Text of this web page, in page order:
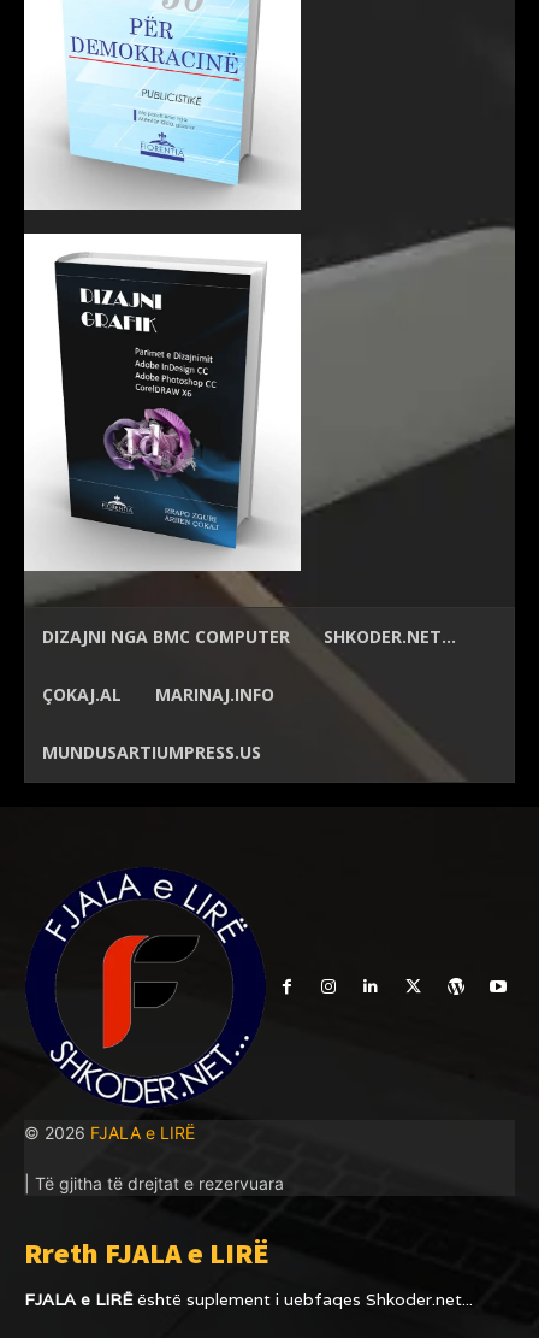
DIZAJNI NGA BMC COMPUTER SHKODER.NET…
ÇOKAJ.AL MARINAJ.INFO
MUNDUSARTIUMPRESS.US
© 2026 FJALA e LIRË
| Të gjitha të drejtat e rezervuara
Rreth FJALA e LIRË
FJALA e LIRËështë suplement i uebfaqes Shkoder.net...